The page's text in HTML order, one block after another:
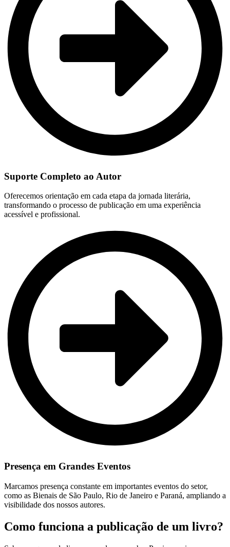
Suporte Completo ao Autor
Oferecemos orientação em cada etapa da jornada literária,
transformando o processo de publicação em uma experiência
acessível e profissional.
Presença em Grandes Eventos
Marcamos presença constante em importantes eventos do setor,
como as Bienais de São Paulo, Rio de Janeiro e Paraná, ampliando a
visibilidade dos nossos autores.
Como funciona a publicação de um livro?